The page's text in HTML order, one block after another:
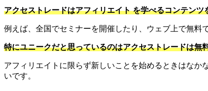
アクセストレードはアフィリエイト を学べるコンテンツ
例えば、全国でセミナーを開催したり、ウェブ上で無料
特にユニークだと思っているのはアクセストレードは
アフィリエイトに限らず新しいことを始めるときはな
いです。